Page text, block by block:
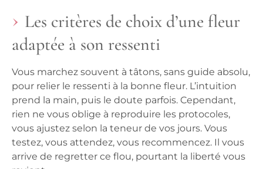
Les critères de choix d’une fleur
adaptée à son ressenti
Vous marchez souvent à tâtons, sans guide absolu,
pour relier le ressenti à la bonne fleur. L’intuition
prend la main, puis le doute parfois. Cependant,
rien ne vous oblige à reproduire les protocoles,
vous ajustez selon la teneur de vos jours. Vous
testez, vous attendez, vous recommencez. Il vous
arrive de regretter ce flou, pourtant la liberté vous